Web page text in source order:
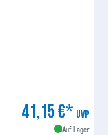
41,15 €* UVP
Auf Lager